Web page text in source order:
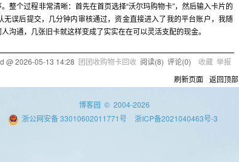
整个过程非常清晰：首先在首页选择“沃尔玛购物卡”，然后输入卡片的
误后提交，几分钟内审核通过，资金直接进入了我的平台账户，我随
沟通，几张旧卡就这样变成了实实在在可以灵活支配的现金。
@2026-05-13 14:28 团团收购物卡回收 阅读(8) 评论(0) 收藏 举报
刷新页面 返回顶部
博客园 © 2004-2026
浙公网安备 33010602011771号
浙ICP备2021040463号-3